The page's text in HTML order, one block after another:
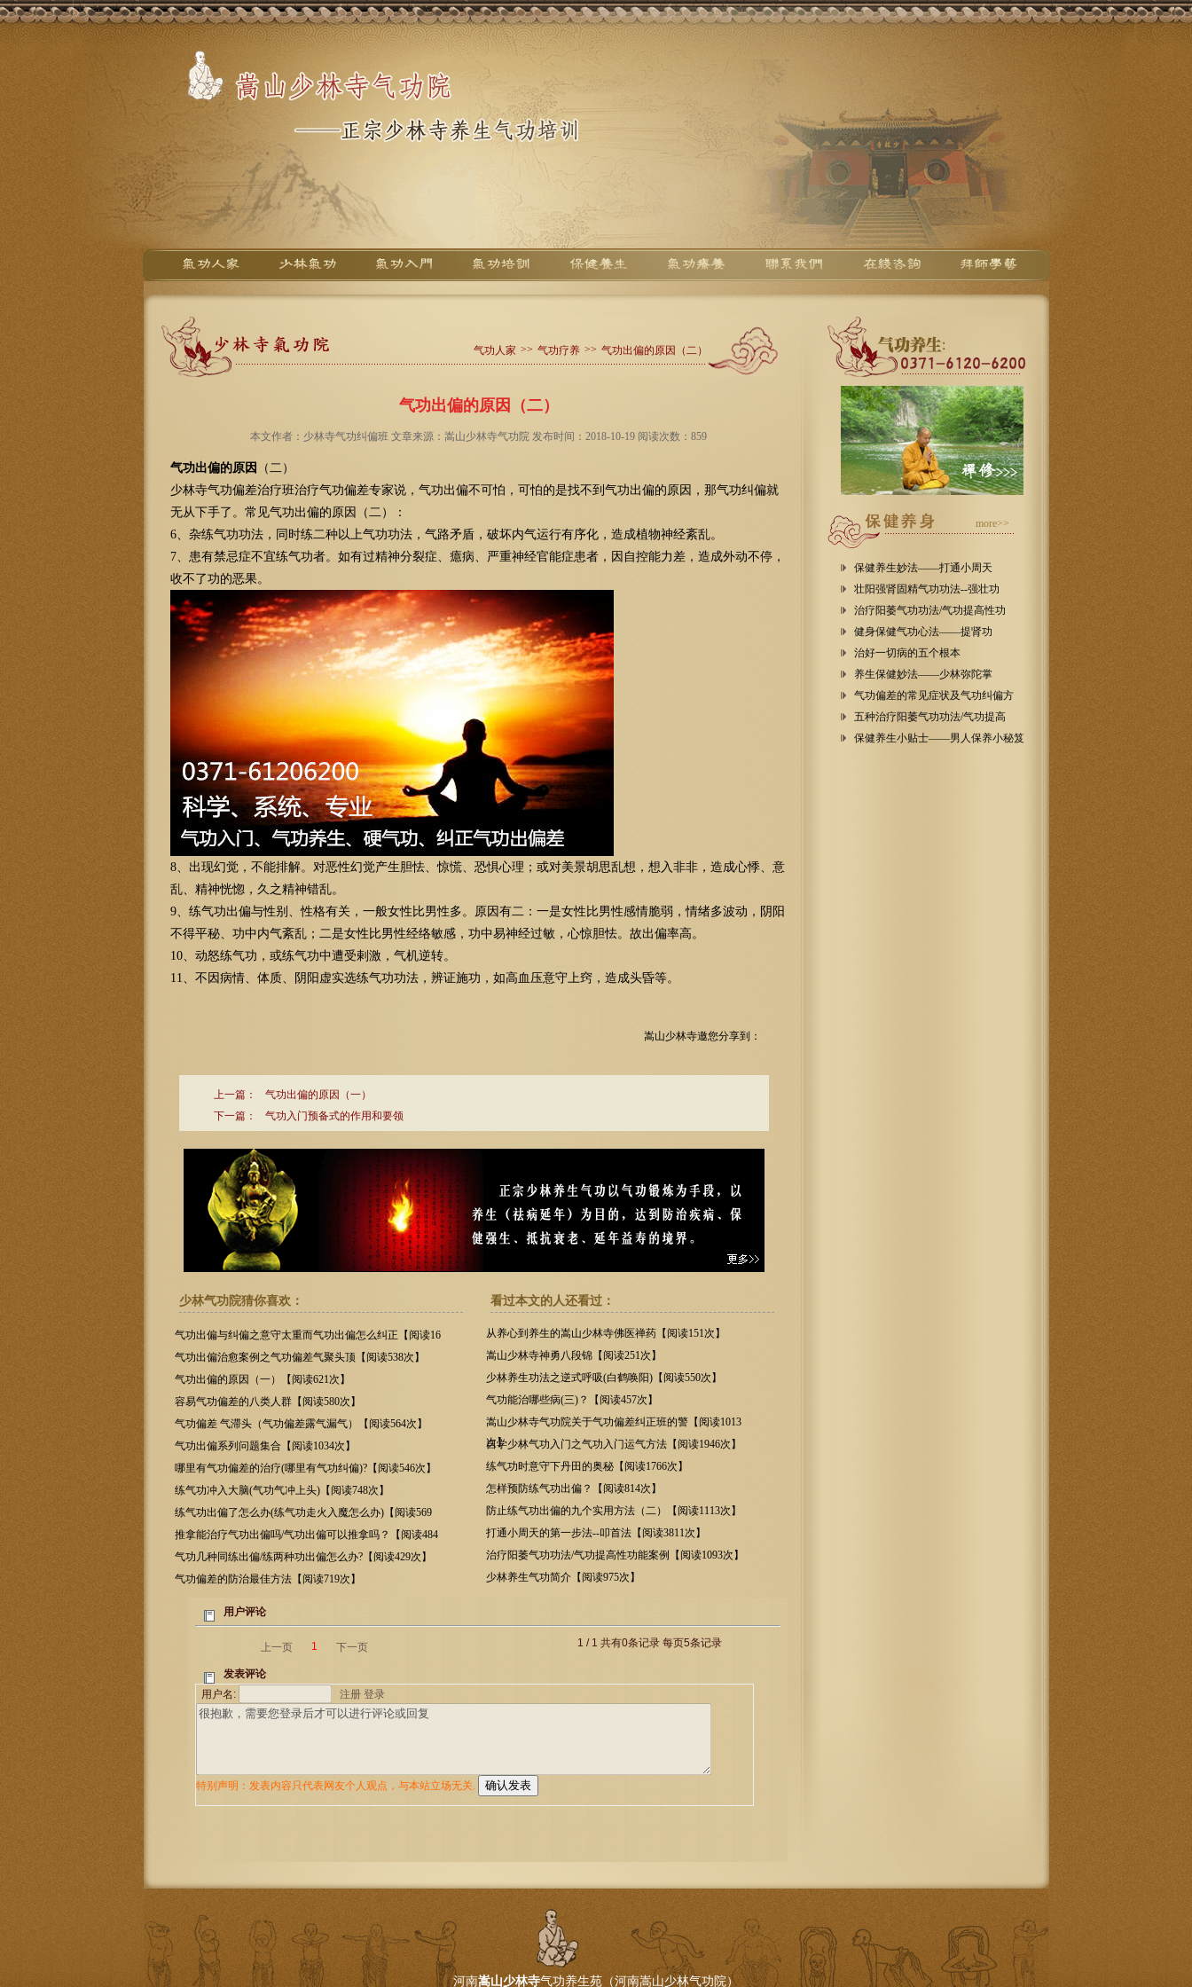
气功人家 >> 气功疗养 >> 气功出偏的原因（二）
气功出偏的原因（二）
本文作者：少林寺气功纠偏班 文章来源：嵩山少林寺气功院 发布时间：2018-10-19 阅读次数：859
气功出偏的原因 （二）
少林寺气功偏差治疗班治疗气功偏差专家说，气功出偏不可怕，可怕的是找不到气功出偏的原因，那气功纠偏就
无从下手了。常见气功出偏的原因（二）：
6、杂练气功功法，同时练二种以上气功功法，气路矛盾，破坏内气运行有序化，造成植物神经紊乱。
7、患有禁忌症不宜练气功者。如有过精神分裂症、癔病、严重神经官能症患者，因自控能力差，造成外动不停，
收不了功的恶果。
8、出现幻觉，不能排解。对恶性幻觉产生胆怯、惊慌、恐惧心理；或对美景胡思乱想，想入非非，造成心悸、意
乱、精神恍惚，久之精神错乱。
9、练气功出偏与性别、性格有关，一般女性比男性多。原因有二：一是女性比男性感情脆弱，情绪多波动，阴阳
不得平秘、功中内气紊乱；二是女性比男性经络敏感，功中易神经过敏，心惊胆怯。故出偏率高。
10、动怒练气功，或练气功中遭受剌激，气机逆转。
11、不因病情、体质、阴阳虚实选练气功功法，辨证施功，如高血压意守上窍，造成头昏等。
嵩山少林寺邀您分享到：
上一篇：
气功出偏的原因（一）
下一篇：
气功入门预备式的作用和要领
少林气功院猜你喜欢：
气功出偏与纠偏之意守太重而气功出偏怎么纠正【阅读16
次】
气功出偏治愈案例之气功偏差气聚头顶【阅读538次】
气功出偏的原因（一）【阅读621次】
容易气功偏差的八类人群【阅读580次】
气功偏差 气滞头（气功偏差露气漏气）【阅读564次】
气功出偏系列问题集合【阅读1034次】
哪里有气功偏差的治疗(哪里有气功纠偏)?【阅读546次】
练气功冲入大脑(气功气冲上头)【阅读748次】
练气功出偏了怎么办(练气功走火入魔怎么办)【阅读569
次】
推拿能治疗气功出偏吗/气功出偏可以推拿吗？【阅读484
次】
气功几种同练出偏/练两种功出偏怎么办?【阅读429次】
气功偏差的防治最佳方法【阅读719次】
看过本文的人还看过：
从养心到养生的嵩山少林寺佛医禅药【阅读151次】
嵩山少林寺神勇八段锦【阅读251次】
少林养生功法之逆式呼吸(白鹤唤阳)【阅读550次】
气功能治哪些病(三)？【阅读457次】
嵩山少林寺气功院关于气功偏差纠正班的警【阅读1013
次】
自学少林气功入门之气功入门运气方法【阅读1946次】
练气功时意守下丹田的奥秘【阅读1766次】
怎样预防练气功出偏？【阅读814次】
防止练气功出偏的九个实用方法（二）【阅读1113次】
打通小周天的第一步法--叩首法【阅读3811次】
治疗阳萎气功功法/气功提高性功能案例【阅读1093次】
少林养生气功简介【阅读975次】
more>>
保健养生妙法——打通小周天
壮阳强肾固精气功功法--强壮功
治疗阳萎气功功法/气功提高性功
健身保健气功心法——提肾功
治好一切病的五个根本
养生保健妙法——少林弥陀掌
气功偏差的常见症状及气功纠偏方
五种治疗阳萎气功功法/气功提高
保健养生小贴士——男人保养小秘笈
河南嵩山少林寺气功养生苑（河南嵩山少林气功院）